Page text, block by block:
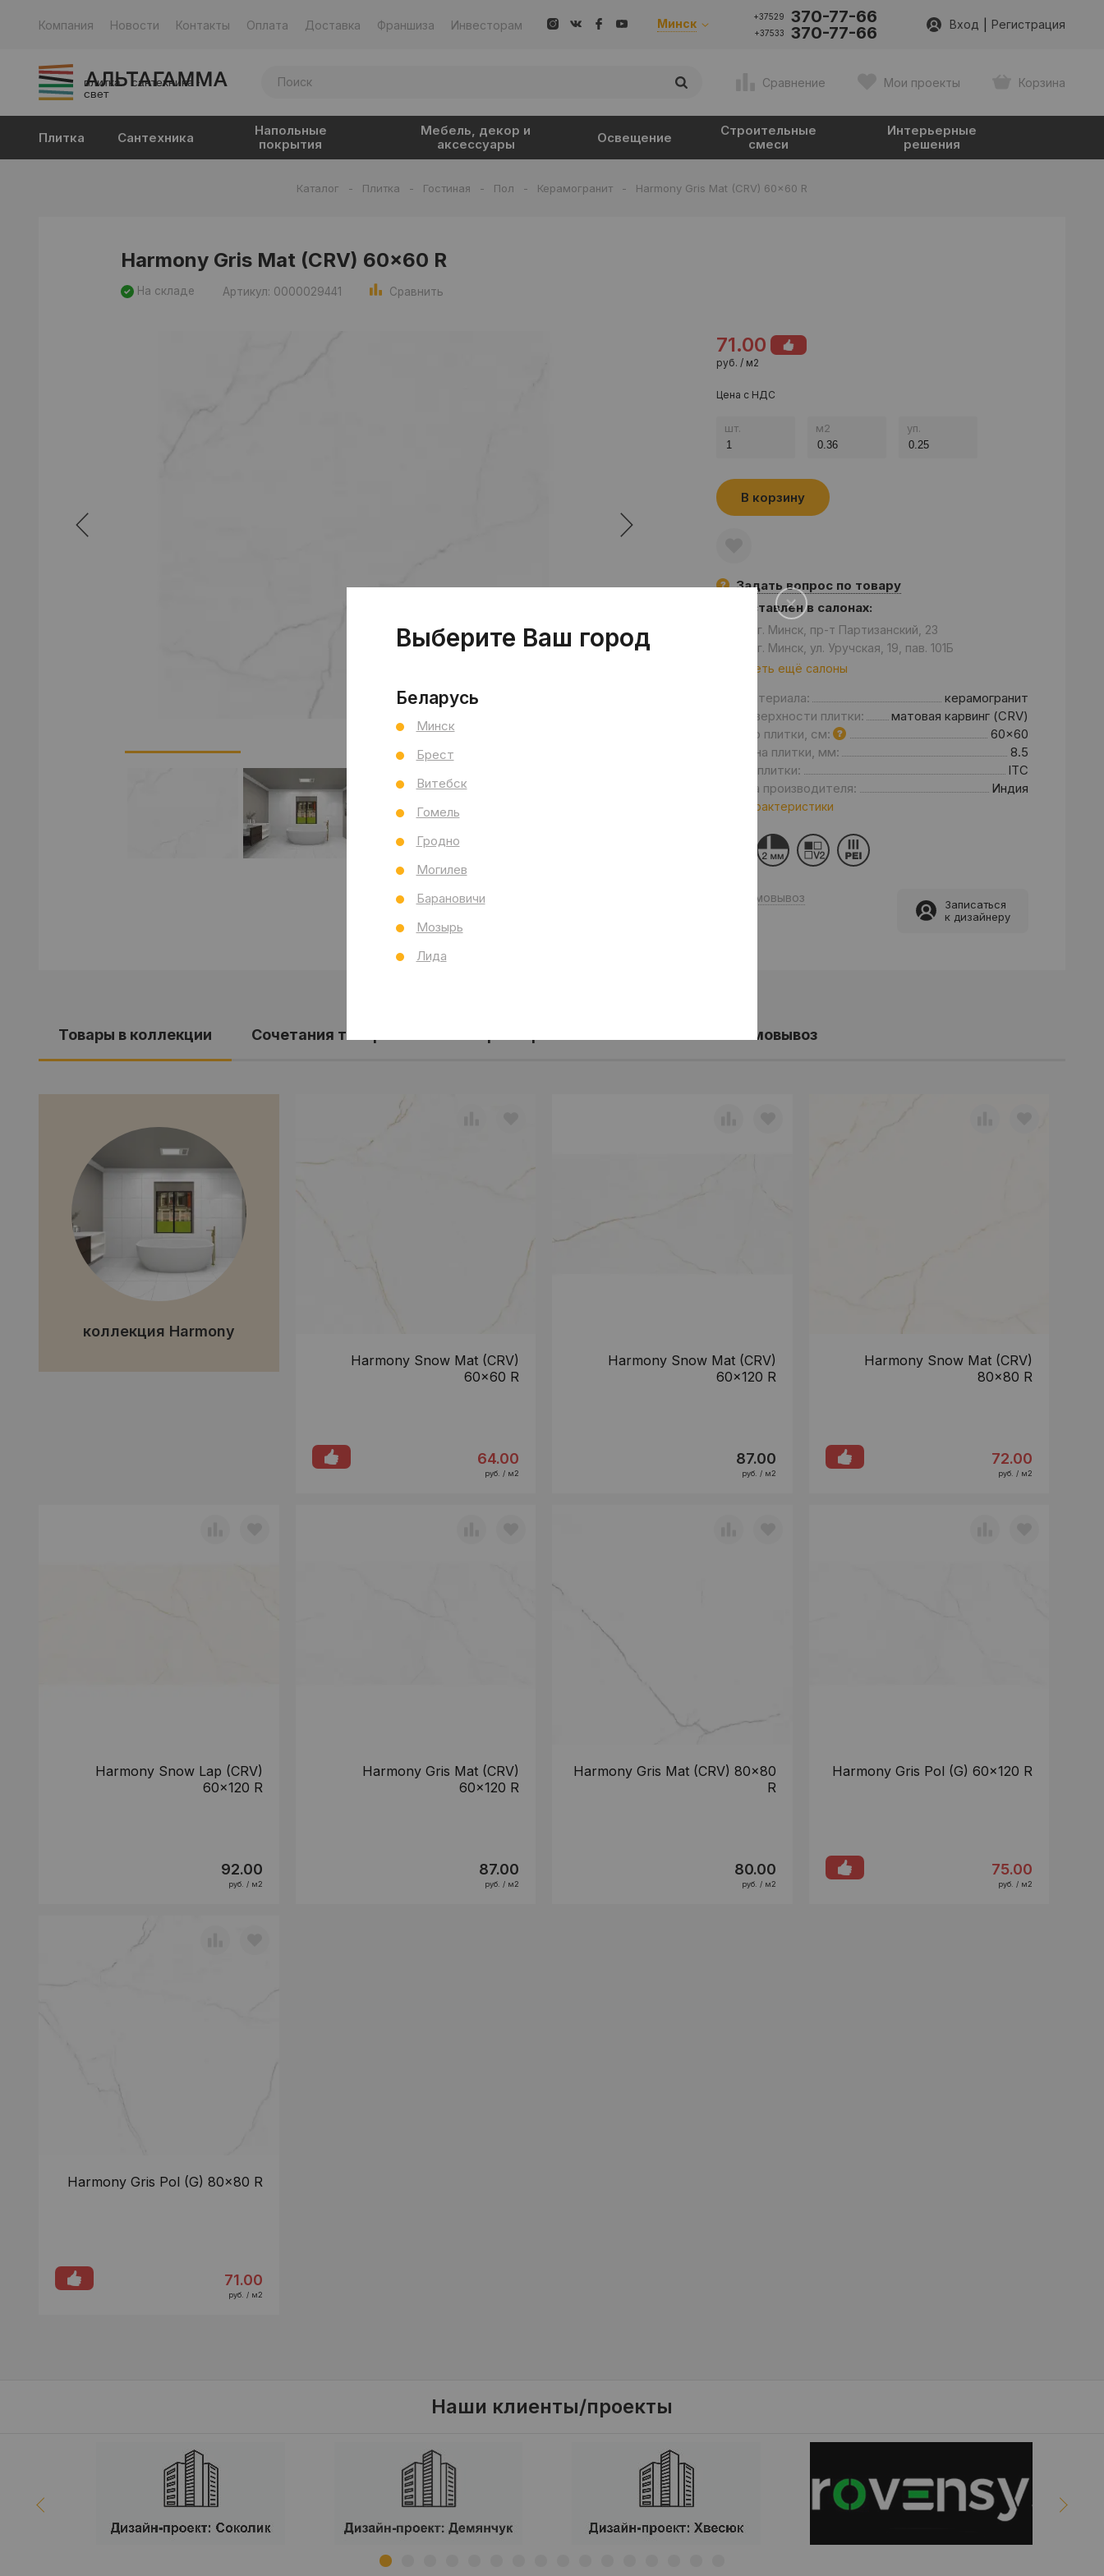
Компания Новости Контакты Оплата Доставка Франшиза Инвесторам Минск +37529 370-77-66
+37533 370-77-66 Вход Регистрация
плитка · сантехника ·
свет
Сравнение Мои проекты Корзина
Плитка Сантехника
Напольные
покрытия
Мебель, декор и
аксессуары
Освещение
Строительные
смеси
Интерьерные
решения
Каталог - Плитка - Гостиная - Пол - Керамогранит - Harmony Gris Mat (CRV) 60x60 R
Harmony Gris Mat (CRV) 60x60 R
На складе Артикул: 0000029441 Сравнить
71.00
руб. / м2
Цена с НДС
шт. м2 уп.
В корзину
Задать вопрос по товару
Представлен в салонах:
Салон: г. Минск, пр-т Партизанский, 23
Салон: г. Минск, ул. Уручская, 19, пав. 101Б
Смотреть ещё салоны
Вид материала:
керамогранит
Тип поверхности плитки:
матовая карвинг (CRV)
Размер плитки, см:
60x60
Толщина плитки, мм:
8.5
Бренд плитки:
ITC
Страна производителя:
Индия
Все характеристики
Самовывоз
Записаться
к дизайнеру
Товары в коллекции
коллекция Harmony
Harmony Snow Mat (CRV)
60x60 R
64.00
руб. / м2
Harmony Snow Mat (CRV)
60x120 R
87.00
руб. / м2
Harmony Snow Mat (CRV)
80x80 R
72.00
руб. / м2
Harmony Snow Lap (CRV)
60x120 R
92.00
руб. / м2
Harmony Gris Mat (CRV)
60x120 R
87.00
руб. / м2
Harmony Gris Mat (CRV) 80x80
R
80.00
руб. / м2
Harmony Gris Pol (G) 60x120 R
75.00
руб. / м2
Harmony Gris Pol (G) 80x80 R
71.00
руб. / м2
Cочетания товаров Самовывоз
Наши клиенты/проекты
Выберите Ваш город
Беларусь
Минск
Брест
Витебск
Гомель
Гродно
Могилев
Барановичи
Мозырь
Лида